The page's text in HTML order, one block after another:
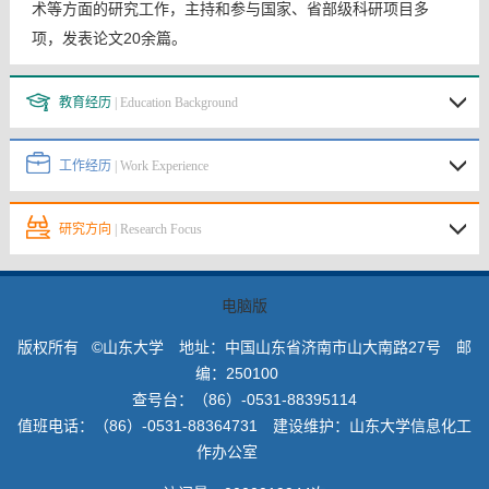
术等方面的研究工作，主持和参与国家、省部级科研项目多
项，发表论文20余篇。
教育经历 | Education Background
工作经历 | Work Experience
研究方向 | Research Focus
电脑版
版权所有 ©山东大学 地址：中国山东省济南市山大南路27号 邮
编：250100
查号台：（86）-0531-88395114
值班电话：（86）-0531-88364731 建设维护：山东大学信息化工
作办公室